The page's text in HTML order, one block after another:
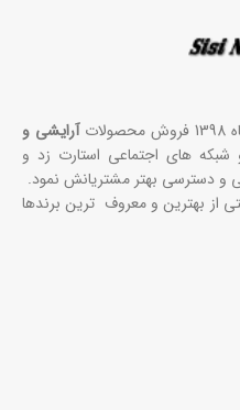
آرایشی و
های اجتماعی استارت زد و
و دسترسی بهتر مشتریانش نمود.
از بهترین و معروف ترین برندها